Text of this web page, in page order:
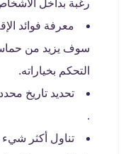
رغبة بداخل
معرفة فوائد
سوف يزيد من
التحكم بخياراته.
تحديد تاريخ
.
تناول أكثر شيء